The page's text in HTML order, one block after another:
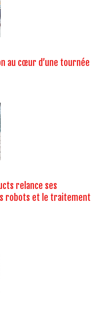
au cœur d’une tournée
relance ses
robots et le traitement